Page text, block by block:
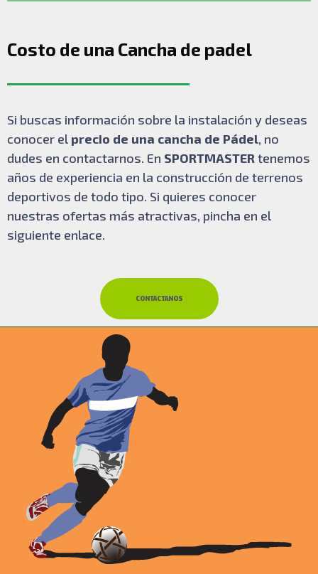
Costo de una Cancha de padel
Si buscas información sobre la instalación y deseas
conocer el precio de una cancha de Pádel, no
dudes en contactarnos. En SPORTMASTER tenemos
años de experiencia en la construcción de terrenos
deportivos de todo tipo. Si quieres conocer
nuestras ofertas más atractivas, pincha en el
siguiente enlace.
CONTACTANOS